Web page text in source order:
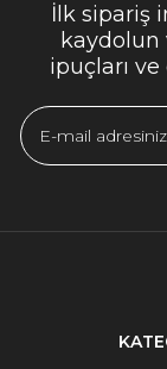
İlk sipariş
kaydolun
ipuçları